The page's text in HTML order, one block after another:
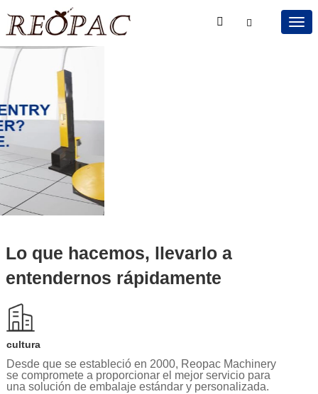
Lo que hacemos, llevarlo a
entendernos rápidamente
cultura
Desde que se estableció en 2000, Reopac Machinery
se compromete a proporcionar el mejor servicio para
una solución de embalaje estándar y personalizada.